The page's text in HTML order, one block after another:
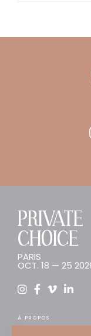
PRIVATE
CHOICE
PARIS
OCT. 18 — 25
À PROPOS